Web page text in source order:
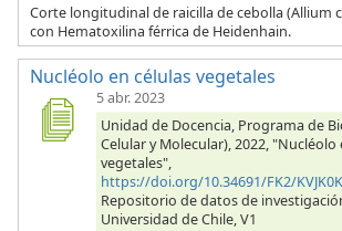
Corte longitudinal de raicilla de cebolla (Allium
con Hematoxilina férrica de Heidenhain.
Nucléolo en células vegetales
5 abr. 2023
Unidad de Docencia, Programa de
Celular y Molecular), 2022, "Nucléolo
vegetales",
https://doi.org/10.34691/FK2/KVJK0K
Repositorio de datos de
Universidad de Chile, V1